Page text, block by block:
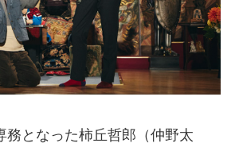
務となった柿丘哲郎（仲野太